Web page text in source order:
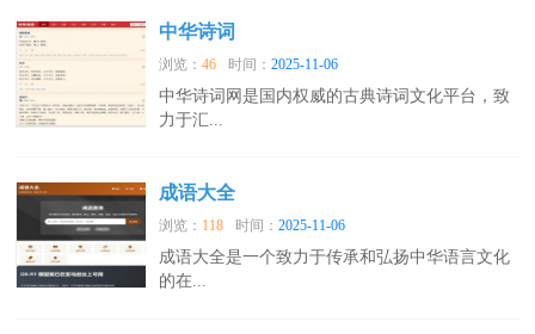
中华诗词
浏览：46 时间：2025-11-06
中华诗词网是国内权威的古典诗词文化平台，致
力于汇...
成语大全
浏览： 118 时间：2025-11-06
成语大全是一个致力于传承和弘扬中华语言文化
的在...